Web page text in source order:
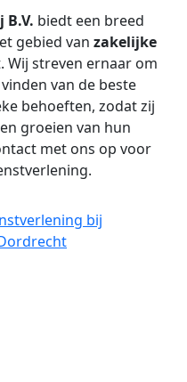
biedt een breed
gebied van zakelijke
Wij streven ernaar om
van de beste
behoeften, zodat zij
groeien van hun
met ons op voor
bij